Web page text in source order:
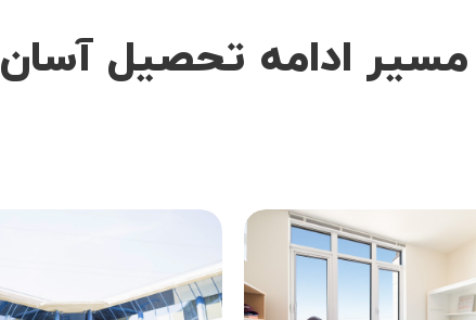
مسیر ادامه تحصیل آسان